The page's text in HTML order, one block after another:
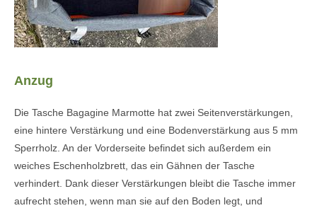
Anzug
Die Tasche Bagagine Marmotte hat zwei Seitenverstärkungen,
eine hintere Verstärkung und eine Bodenverstärkung aus 5 mm
Sperrholz. An der Vorderseite befindet sich außerdem ein
weiches Eschenholzbrett, das ein Gähnen der Tasche
verhindert. Dank dieser Verstärkungen bleibt die Tasche immer
aufrecht stehen, wenn man sie auf den Boden legt, und